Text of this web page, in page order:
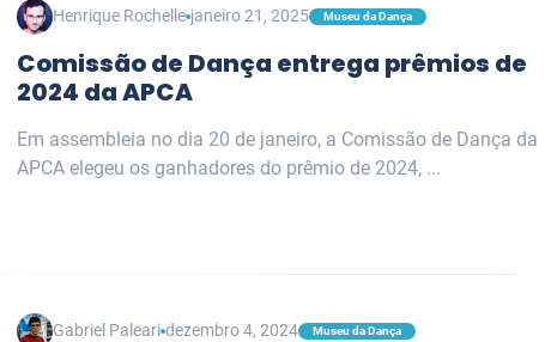
Henrique Rochelle janeiro 21, 2025 Museu da Dança
Comissão de Dança entrega prêmios de
2024 da APCA
Em assembleia no dia 20 de janeiro, a Comissão de Dança da
APCA elegeu os ganhadores do prêmio de 2024, ...
Gabriel Paleari dezembro 4, 2024 Museu da Dança